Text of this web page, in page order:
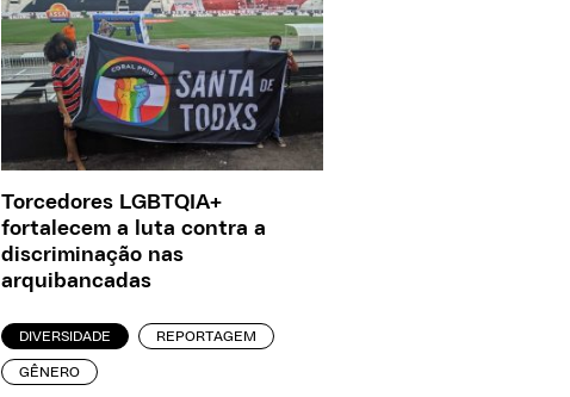
Torcedores LGBTQIA+
fortalecem a luta contra a
discriminação nas
arquibancadas
DIVERSIDADE REPORTAGEM
GÊNERO